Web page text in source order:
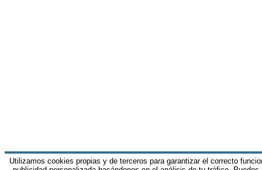
Utilizamos cookies propias y de terceros para garantizar el correcto